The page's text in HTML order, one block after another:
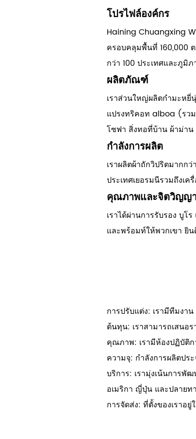
โปรไฟล์องค์กร
Haining Chuangxing
ครอบคลุมพื้นที่ 160,000
กว่า 100 ประเทศและภูมิ
ผลิตภัณฑ์
เราส่วนใหญ่ผลิตกำมะห
แปรงทริคอท alboa (รว
โซฟา สิ่งทอที่บ้าน ผ้าม่าน
กำลังการผลิต
เราผลิตผ้าถักวิปริตมากก
ประเทศเยอรมนีรวมถึงเ
คุณภาพและจิตวิญญ
เราได้ผ่านการรับรอง บู
และพร้อมท์ให้พวกเขา ยิ
การปรับแต่ง: เรามีทีมงา
ต้นทุน: เราสามารถเสนอ
คุณภาพ: เรามีห้องปฏิบัติ
ความจุ: กำลังการผลิตปร
บริการ: เรามุ่งเน้นการ
อเมริกา ญี่ปุ่น และปลายท
การจัดส่ง: ที่ตั้งของเราอ